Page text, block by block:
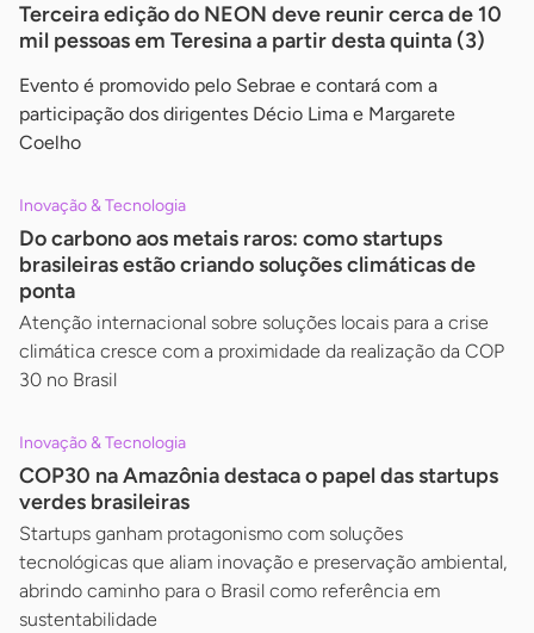
Terceira edição do NEON deve reunir cerca de 10
mil pessoas em Teresina a partir desta quinta (3)
Evento é promovido pelo Sebrae e contará com a
participação dos dirigentes Décio Lima e Margarete
Coelho
Inovação & Tecnologia
Do carbono aos metais raros: como startups
brasileiras estão criando soluções climáticas de
ponta
Atenção internacional sobre soluções locais para a crise
climática cresce com a proximidade da realização da COP
30 no Brasil
Inovação & Tecnologia
COP30 na Amazônia destaca o papel das startups
verdes brasileiras
Startups ganham protagonismo com soluções
tecnológicas que aliam inovação e preservação ambiental,
abrindo caminho para o Brasil como referência em
sustentabilidade